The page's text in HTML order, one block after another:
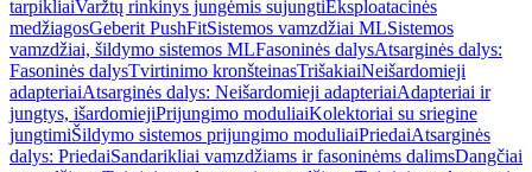
tarpikliaiVaržtų rinkinys jungėmis sujungtiEksploatacinės
medžiagosGeberit PushFitSistemos vamzdžiai MLSistemos
vamzdžiai, šildymo sistemos MLFasoninės dalysAtsarginės dalys:
Fasoninės dalysTvirtinimo kronšteinasTrišakiaiNeišardomieji
adapteriaiAtsarginės dalys: Neišardomieji adapteriaiAdapteriai ir
jungtys, išardomiejiPrijungimo moduliaiKolektoriai su sriegine
jungtimiŠildymo sistemos prijungimo moduliaiPriedaiAtsarginės
dalys: PriedaiSandarikliai vamzdžiams ir fasoninėms dalimsDangčiai